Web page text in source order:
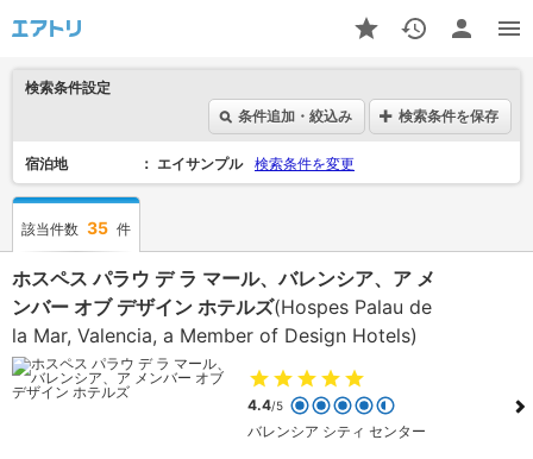
検索条件設定
条件追加・絞込み
検索条件を保存
宿泊地 エイサンプル 検索条件を変更
該当件数 35 件
ホスペス パラウ デ ラ マール、バレンシア、ア メ
ンバー オブ デザイン ホテルズ(Hospes Palau de
la Mar, Valencia, a Member of Design Hotels)
4.4/5
バレンシア シティ センター